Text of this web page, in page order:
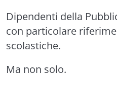
Dipendenti della
con particolare
scolastiche.
Ma non solo.